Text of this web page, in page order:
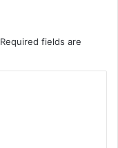
Required fields are